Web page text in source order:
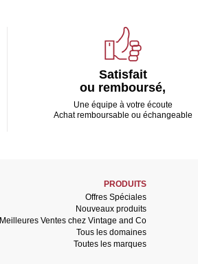
Satisfait
ou remboursé,
Une équipe à votre écoute
Achat remboursable ou échangeable
PRODUITS
Offres Spéciales
Nouveaux produits
Meilleures Ventes chez Vintage and Co
Tous les domaines
Toutes les marques